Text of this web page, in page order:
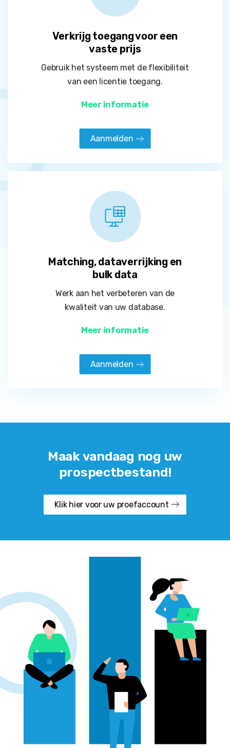
Verkrijg toegang voor een
vaste prijs
Gebruik het systeem met de flexibiliteit
van een licentie toegang.
Meer informatie
Aanmelden
Matching, dataverrijking en
bulk data
Werk aan het verbeteren van de
kwaliteit van uw database.
Meer informatie
Aanmelden
Maak vandaag nog uw
prospectbestand!
Klik hier voor uw proefaccount